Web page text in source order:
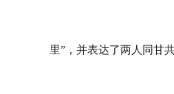
里”，并表达了两人同甘